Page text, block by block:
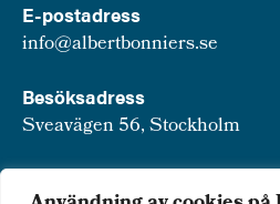
E-postadress
info@albertbonniers.se
Besöksadress
Sveavägen 56, Stockholm